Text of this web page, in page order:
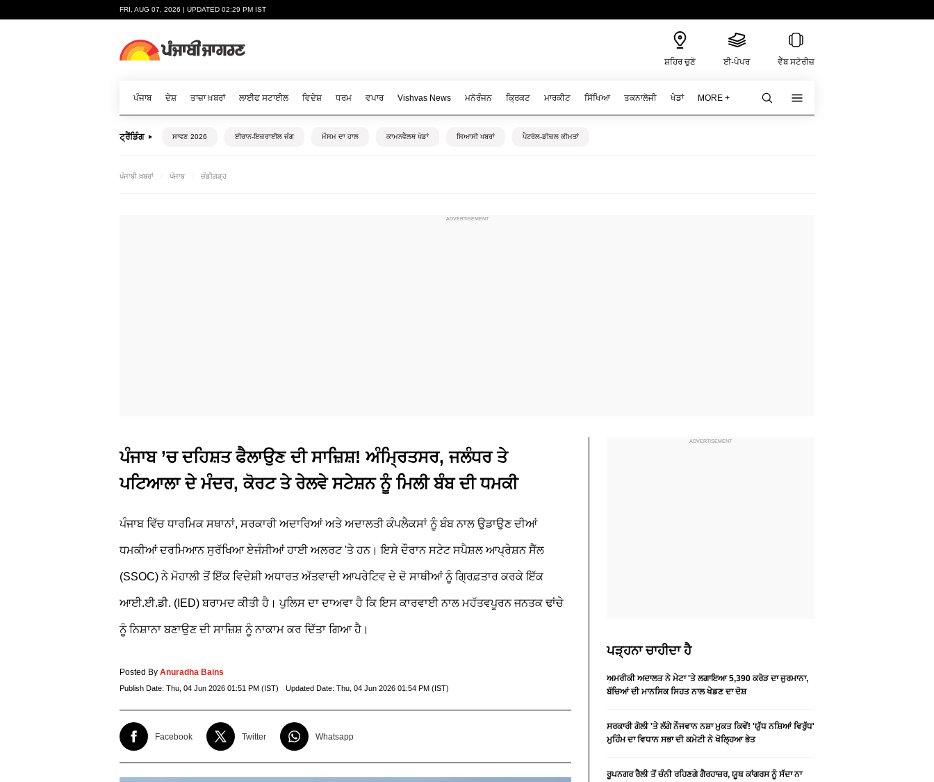
FRI, AUG 07, 2026 | UPDATED 02:29 PM IST
ਸ਼ਹਿਰ ਚੁਣੋ ਈ-ਪੇਪਰ ਵੈੱਬ ਸਟੋਰੀਜ਼
ਪੰਜਾਬ ਦੇਸ਼ ਤਾਜ਼ਾ ਖ਼ਬਰਾਂ ਲਾਈਫ ਸਟਾਈਲ ਵਿਦੇਸ਼ ਧਰਮ ਵਪਾਰ Vishvas News ਮਨੋਰੰਜਨ ਕ੍ਰਿਕਟ ਮਾਰਕੀਟ ਸਿੱਖਿਆ ਤਕਨਾਲੋਜੀ ਖੇਡਾਂ MORE +
ਟ੍ਰੈਂਡਿੰਗ ਸਾਵਣ 2026 ਈਰਾਨ-ਇਜ਼ਰਾਈਲ ਜੰਗ ਮੌਸਮ ਦਾ ਹਾਲ ਕਾਮਨਵੈਲਥ ਖੇਡਾਂ ਸਿਆਸੀ ਖਬਰਾਂ ਪੈਟਰੋਲ-ਡੀਜ਼ਲ ਕੀਮਤਾਂ
ਪੰਜਾਬੀ ਖ਼ਬਰਾਂ ਪੰਜਾਬ ਚੰਡੀਗੜ੍ਹ
ਪੰਜਾਬ ’ਚ ਦਹਿਸ਼ਤ ਫੈਲਾਉਣ ਦੀ ਸਾਜ਼ਿਸ਼! ਅੰਮ੍ਰਿਤਸਰ, ਜਲੰਧਰ ਤੇ
ਪਟਿਆਲਾ ਦੇ ਮੰਦਰ, ਕੋਰਟ ਤੇ ਰੇਲਵੇ ਸਟੇਸ਼ਨ ਨੂੰ ਮਿਲੀ ਬੰਬ ਦੀ ਧਮਕੀ
ਪੰਜਾਬ ਵਿੱਚ ਧਾਰਮਿਕ ਸਥਾਨਾਂ, ਸਰਕਾਰੀ ਅਦਾਰਿਆਂ ਅਤੇ ਅਦਾਲਤੀ ਕੰਪਲੈਕਸਾਂ ਨੂੰ ਬੰਬ ਨਾਲ ਉਡਾਉਣ ਦੀਆਂ
ਧਮਕੀਆਂ ਦਰਮਿਆਨ ਸੁਰੱਖਿਆ ਏਜੰਸੀਆਂ ਹਾਈ ਅਲਰਟ 'ਤੇ ਹਨ। ਇਸੇ ਦੌਰਾਨ ਸਟੇਟ ਸਪੈਸ਼ਲ ਆਪ੍ਰੇਸ਼ਨ ਸੈੱਲ
(SSOC) ਨੇ ਮੋਹਾਲੀ ਤੋਂ ਇੱਕ ਵਿਦੇਸ਼ੀ ਅਧਾਰਤ ਅੱਤਵਾਦੀ ਆਪਰੇਟਿਵ ਦੇ ਦੋ ਸਾਥੀਆਂ ਨੂੰ ਗ੍ਰਿਫ਼ਤਾਰ ਕਰਕੇ ਇੱਕ
ਆਈ.ਈ.ਡੀ. (IED) ਬਰਾਮਦ ਕੀਤੀ ਹੈ। ਪੁਲਿਸ ਦਾ ਦਾਅਵਾ ਹੈ ਕਿ ਇਸ ਕਾਰਵਾਈ ਨਾਲ ਮਹੱਤਵਪੂਰਨ ਜਨਤਕ ਢਾਂਚੇ
ਨੂੰ ਨਿਸ਼ਾਨਾ ਬਣਾਉਣ ਦੀ ਸਾਜ਼ਿਸ਼ ਨੂੰ ਨਾਕਾਮ ਕਰ ਦਿੱਤਾ ਗਿਆ ਹੈ।
Posted By Anuradha Bains
Publish Date: Thu, 04 Jun 2026 01:51 PM (IST) Updated Date: Thu, 04 Jun 2026 01:54 PM (IST)
Facebook Twitter Whatsapp
ਪੜ੍ਹਨਾ ਚਾਹੀਦਾ ਹੈ
ਅਮਰੀਕੀ ਅਦਾਲਤ ਨੇ ਮੇਟਾ 'ਤੇ ਲਗਾਇਆ 5,390 ਕਰੋੜ ਦਾ ਜੁਰਮਾਨਾ,
ਬੱਚਿਆਂ ਦੀ ਮਾਨਸਿਕ ਸਿਹਤ ਨਾਲ ਖੇਡਣ ਦਾ ਦੋਸ਼
ਸਰਕਾਰੀ ਗੋਲੀ 'ਤੇ ਲੱਗੇ ਨੌਜਵਾਨ ਨਸ਼ਾ ਮੁਕਤ ਕਿਵੇਂ! 'ਯੁੱਧ ਨਸ਼ਿਆਂ ਵਿਰੁੱਧ'
ਮੁਹਿੰਮ ਦਾ ਵਿਧਾਨ ਸਭਾ ਦੀ ਕਮੇਟੀ ਨੇ ਖੋਲ੍ਹਿਆ ਭੇਤ
ਰੂਪਨਗਰ ਰੈਲੀ ਤੋਂ ਚੰਨੀ ਰਹਿਣਗੇ ਗੈਰਹਾਜ਼ਰ, ਯੂਥ ਕਾਂਗਰਸ ਨੂੰ ਸੱਦਾ ਨਾ